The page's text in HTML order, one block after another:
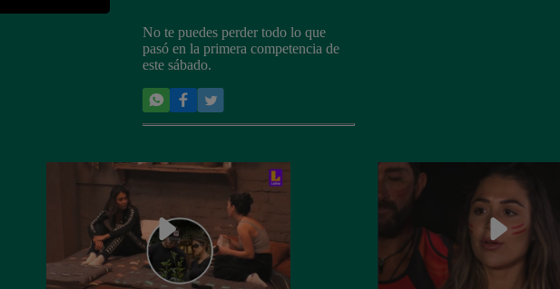
No te puedes perder todo lo que
pasó en la primera competencia de
este sábado.